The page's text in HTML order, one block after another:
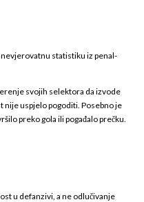
statistiku iz penal-
svojih selektora da izvode
nije uspjelo pogoditi. Posebno je
preko gola ili pogađalo prečku.
u defanzivi, a ne odlučivanje